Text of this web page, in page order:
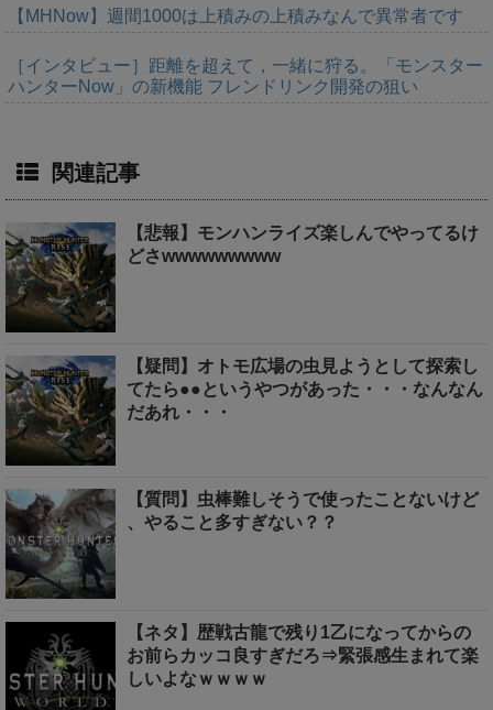
【MHNow】週間1000は上積みの上積みなんで異常者です
［インタビュー］距離を超えて，一緒に狩る。「モンスター
ハンターNow」の新機能 フレンドリンク開発の狙い
関連記事
【悲報】モンハンライズ楽しんでやってるけ
どさwwwwwwwww
【疑問】オトモ広場の虫見ようとして探索し
てたら●●というやつがあった・・・なんなん
だあれ・・・
【質問】虫棒難しそうで使ったことないけど
、やること多すぎない？？
【ネタ】歴戦古龍で残り1乙になってからの
お前らカッコ良すぎだろ⇒緊張感生まれて楽
しいよなｗｗｗｗ